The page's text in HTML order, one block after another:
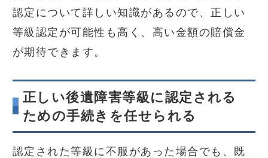
認定について詳しい知識があるので、正しい
等級認定が可能性も高く、高い金額の賠償金
が期待できます。
正しい後遺障害等級に認定される
ための手続きを任せられる
認定された等級に不服があった場合でも、既